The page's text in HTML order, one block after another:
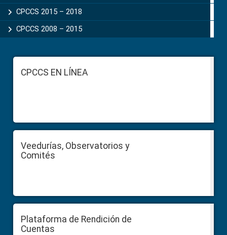
CPCCS 2015 – 2018
CPCCS 2008 – 2015
FooterCPCCS EN LÍNEA
Veedurías, Observatorios y
Comités
Plataforma de Rendición de
Cuentas